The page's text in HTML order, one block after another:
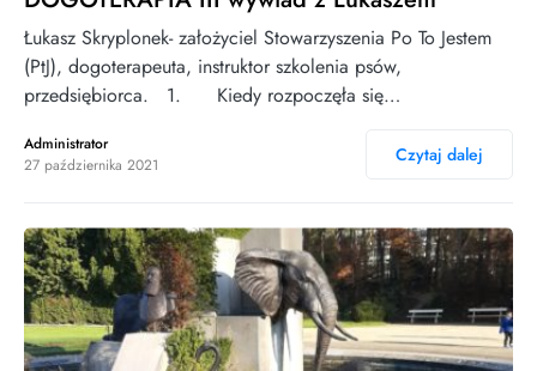
Łukasz Skryplonek- założyciel Stowarzyszenia Po To Jestem
(PtJ), dogoterapeuta, instruktor szkolenia psów,
przedsiębiorca. 1. Kiedy rozpoczęła się…
Administrator
27 października 2021
Czytaj dalej